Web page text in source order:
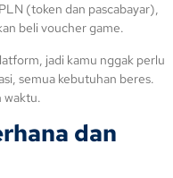
(token dan pascabayar),
beli voucher game.
jadi kamu nggak perlu
semua kebutuhan beres.
waktu.
dan